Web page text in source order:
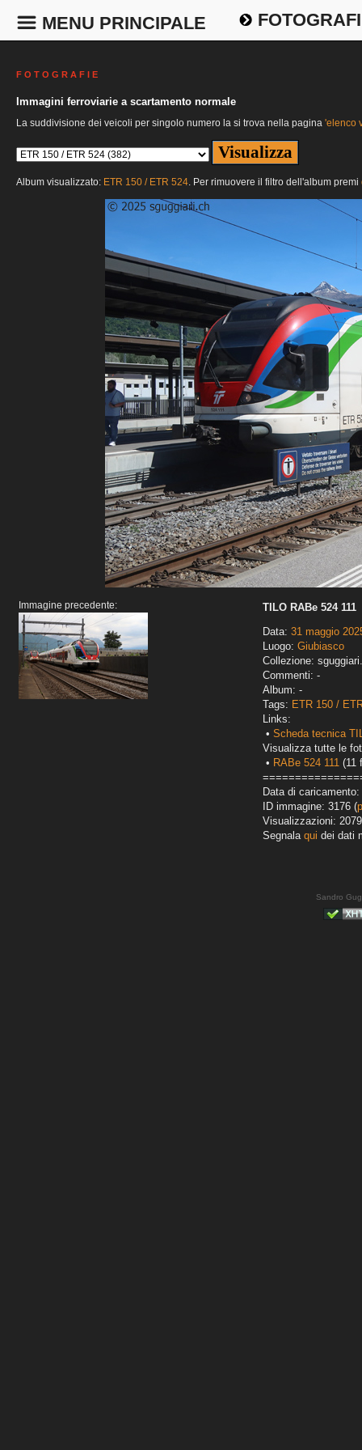
MENU PRINCIPALE
F O T O G R A F I E
Immagini ferroviarie a scartamento normale
La suddivisione dei veicoli per singolo numero la si trova nella pagina 'elenco
Album visualizzato: ETR 150 / ETR 524. Per rimuovere il filtro dell'album premi
Immagine precedente:
TILO RABe 524 111
Data: 31 maggio
Luogo: Giubiasco
Collezione:
Commenti: -
Album: -
Tags: ETR 150 /
Links:
• Scheda tecnica
Visualizza tutte le
• RABe 524 111 (11
Data di
ID immagine: 3176 (
Visualizzazioni: 2079
Segnala qui dei dati
Sandro